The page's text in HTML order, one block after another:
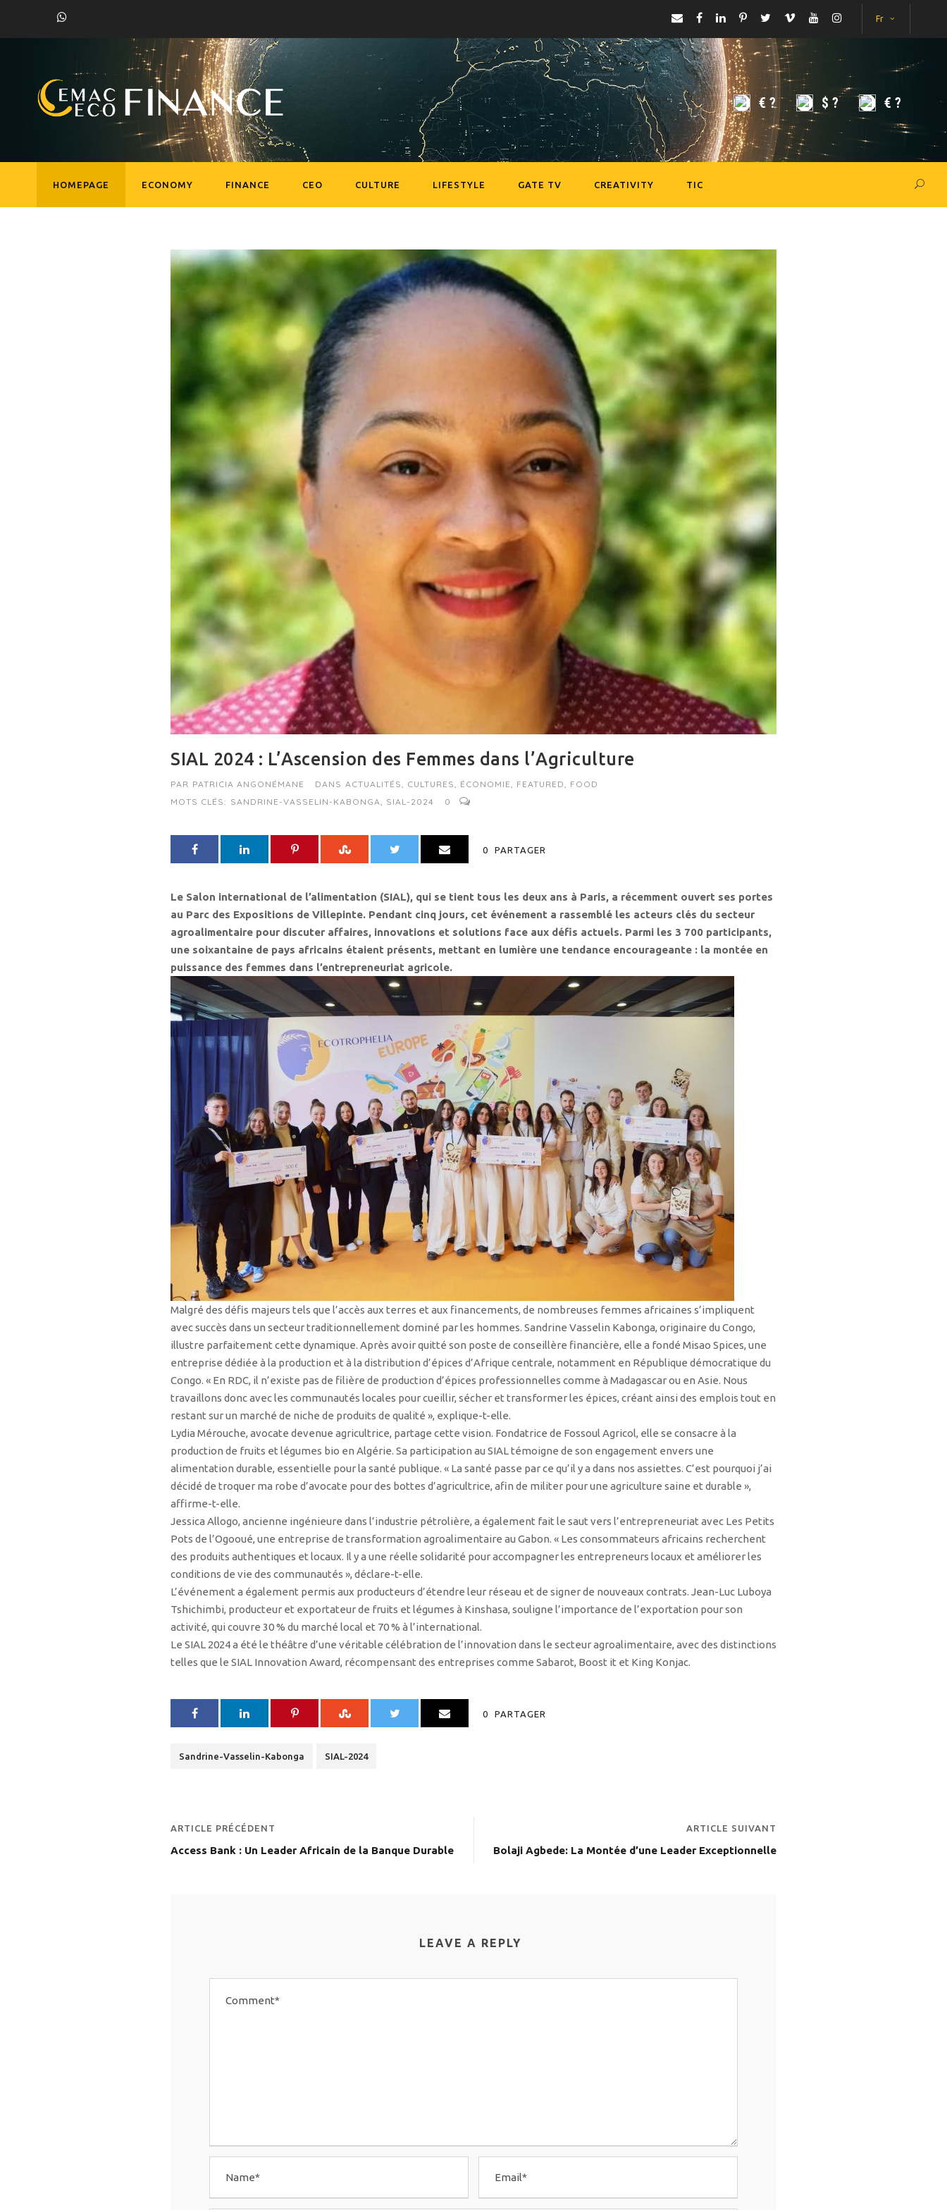
Fr
€ ? $ ? € ?
HOMEPAGE ECONOMY FINANCE CEO CULTURE LIFESTYLE GATE TV CREATIVITY TIC
SIAL 2024 : L’Ascension des Femmes dans l’Agriculture
PAR PATRICIA ANGONÉMANE DANS ACTUALITÉS CULTURES ÉCONOMIE FEATURED
FOOD
MOTS CLÉS: SANDRINE-VASSELIN-KABONGA SIAL-2024 0
0 PARTAGER
Le Salon international de l’alimentation (SIAL), qui se tient tous les deux ans à Paris, a récemment ouvert ses portes
au Parc des Expositions de Villepinte. Pendant cinq jours, cet événement a rassemblé les acteurs clés du secteur
agroalimentaire pour discuter affaires, innovations et solutions face aux défis actuels. Parmi les 3 700 participants,
une soixantaine de pays africains étaient présents, mettant en lumière une tendance encourageante : la montée en
puissance des femmes dans l’entrepreneuriat agricole.
Malgré des défis majeurs tels que l’accès aux terres et aux financements, de nombreuses femmes africaines s’impliquent
avec succès dans un secteur traditionnellement dominé par les hommes. Sandrine Vasselin Kabonga, originaire du Congo,
illustre parfaitement cette dynamique. Après avoir quitté son poste de conseillère financière, elle a fondé Misao Spices, une
entreprise dédiée à la production et à la distribution d’épices d’Afrique centrale, notamment en République démocratique du
Congo. « En RDC, il n’existe pas de filière de production d’épices professionnelles comme à Madagascar ou en Asie. Nous
travaillons donc avec les communautés locales pour cueillir, sécher et transformer les épices, créant ainsi des emplois tout en
restant sur un marché de niche de produits de qualité », explique-t-elle.
Lydia Mérouche, avocate devenue agricultrice, partage cette vision. Fondatrice de Fossoul Agricol, elle se consacre à la
production de fruits et légumes bio en Algérie. Sa participation au SIAL témoigne de son engagement envers une
alimentation durable, essentielle pour la santé publique. « La santé passe par ce qu’il y a dans nos assiettes. C’est pourquoi j’ai
décidé de troquer ma robe d’avocate pour des bottes d’agricultrice, afin de militer pour une agriculture saine et durable »,
affirme-t-elle.
Jessica Allogo, ancienne ingénieure dans l’industrie pétrolière, a également fait le saut vers l’entrepreneuriat avec Les Petits
Pots de l’Ogooué, une entreprise de transformation agroalimentaire au Gabon. « Les consommateurs africains recherchent
des produits authentiques et locaux. Il y a une réelle solidarité pour accompagner les entrepreneurs locaux et améliorer les
conditions de vie des communautés », déclare-t-elle.
L’événement a également permis aux producteurs d’étendre leur réseau et de signer de nouveaux contrats. Jean-Luc Luboya
Tshichimbi, producteur et exportateur de fruits et légumes à Kinshasa, souligne l’importance de l’exportation pour son
activité, qui couvre 30 % du marché local et 70 % à l’international.
Le SIAL 2024 a été le théâtre d’une véritable célébration de l’innovation dans le secteur agroalimentaire, avec des distinctions
telles que le SIAL Innovation Award, récompensant des entreprises comme Sabarot, Boost it et King Konjac.
0 PARTAGER
Sandrine-Vasselin-Kabonga SIAL-2024
ARTICLE PRÉCÉDENT
Access Bank : Un Leader Africain de la Banque Durable
ARTICLE SUIVANT
Bolaji Agbede: La Montée d’une Leader Exceptionnelle
LEAVE A REPLY